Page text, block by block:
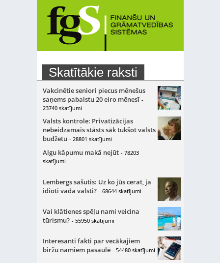
Skatītākie raksti
Vakcinētie seniori piecus mēnešus
saņems pabalstu 20 eiro mēnesī -
23740 skatījumi
Valsts kontrole: Privatizācijas
nebeidzamais stāsts sāk tukšot valsts
budžetu - 28801 skatījumi
Algu kāpumu makā nejūt - 78203
skatījumi
Lembergs sašutis: Uz ko jūs cerat, ja
idioti vada valsti? - 68644 skatījumi
Vai klātienes spēļu nami veicina
tūrismu? - 55950 skatījumi
Interesanti fakti par vecākajiem
biržu namiem pasaulē - 54480 skatījumi